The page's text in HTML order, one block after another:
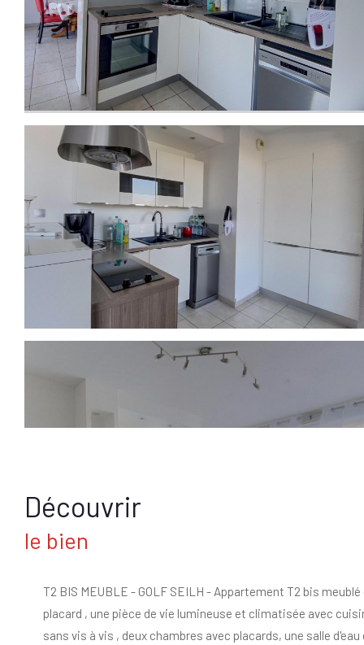
découvrir
le bien
T2 BIS MEUBLE - GOLF SEILH - Appartement T2 bis
placard , une pièce de vie lumineuse et climatisée avec
sans vis à vis , deux chambres avec placards, une salle